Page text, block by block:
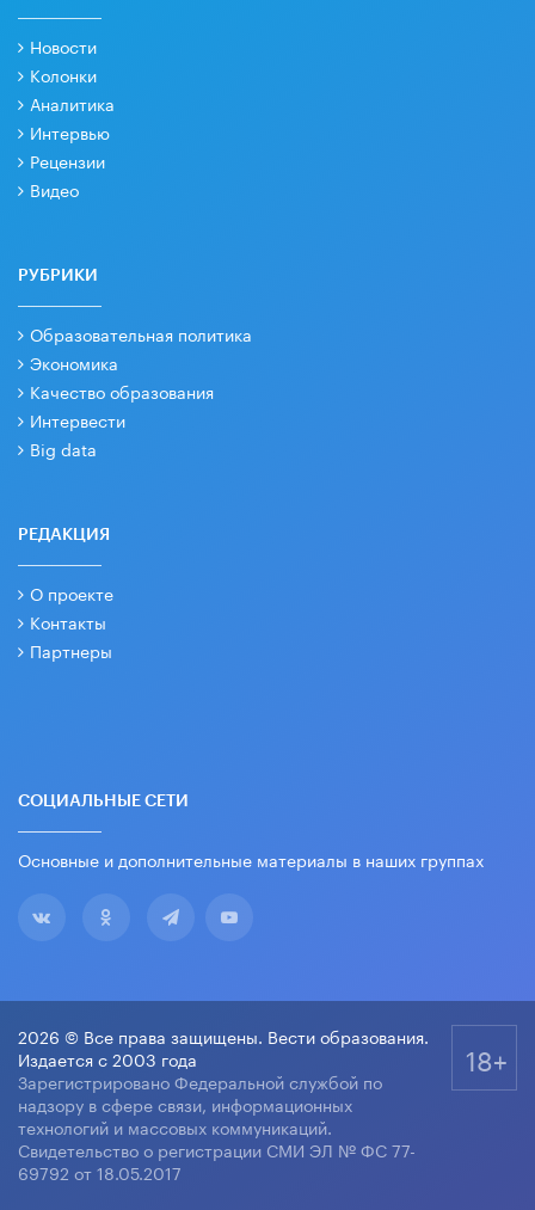
Новости
Колонки
Аналитика
Интервью
Рецензии
Видео
РУБРИКИ
Образовательная политика
Экономика
Качество образования
Интервести
Big data
РЕДАКЦИЯ
О проекте
Контакты
Партнеры
СОЦИАЛЬНЫЕ СЕТИ
Основные и дополнительные материалы в наших группах
2026 © Все права защищены. Вести образования.
Издается с 2003 года
Зарегистрировано Федеральной службой по
надзору в сфере связи, информационных
технологий и массовых коммуникаций.
Свидетельство о регистрации СМИ ЭЛ № ФС 77-
69792 от 18.05.2017
18+